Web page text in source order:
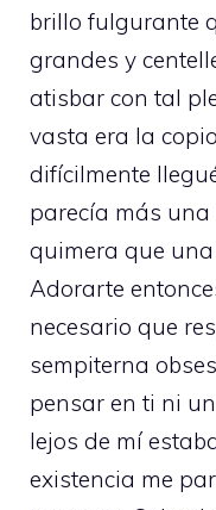
brillo fulgurante
grandes y
atisbar con tal
vasta era la
difícilmente
parecía más una
quimera que
Adorarte
necesario que
sempiterna
pensar en ti ni
lejos de mí
existencia me